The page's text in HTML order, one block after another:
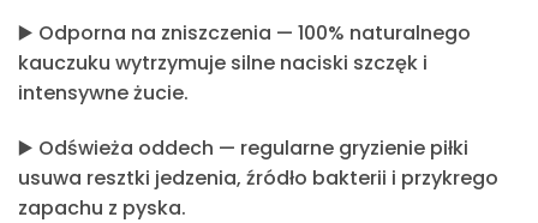
▶️ Odporna na zniszczenia — 100% naturalnego
kauczuku wytrzymuje silne naciski szczęk i
intensywne żucie.
▶️ Odświeża oddech — regularne gryzienie piłki
usuwa resztki jedzenia, źródło bakterii i przykrego
zapachu z pyska.